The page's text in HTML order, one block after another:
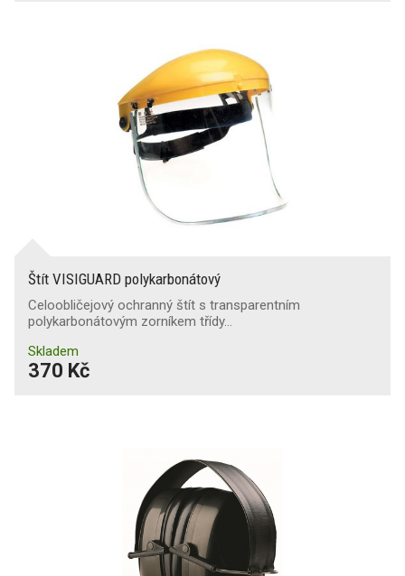
Štít VISIGUARD polykarbonátový
Celoobličejový ochranný štít s transparentním
polykarbonátovým zorníkem třídy…
Skladem
370 Kč